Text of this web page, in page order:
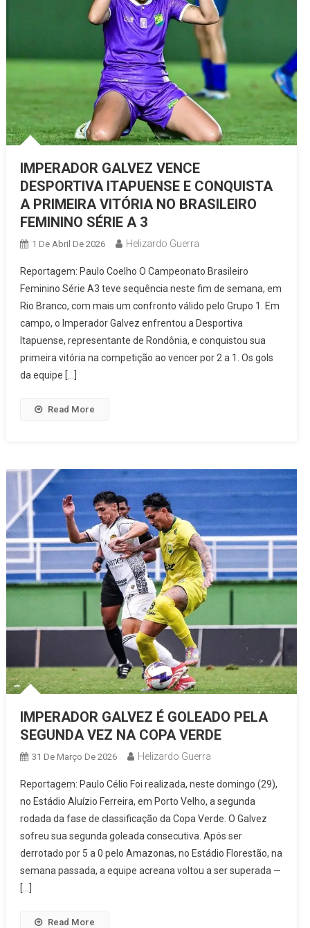
IMPERADOR GALVEZ VENCE
DESPORTIVA ITAPUENSE E CONQUISTA
A PRIMEIRA VITÓRIA NO BRASILEIRO
FEMININO SÉRIE A 3
1 De Abril De 2026 Helizardo Guerra
Reportagem: Paulo Coelho O Campeonato Brasileiro
Feminino Série A3 teve sequência neste fim de semana, em
Rio Branco, com mais um confronto válido pelo Grupo 1. Em
campo, o Imperador Galvez enfrentou a Desportiva
Itapuense, representante de Rondônia, e conquistou sua
primeira vitória na competição ao vencer por 2 a 1. Os gols
da equipe […]
Read More
IMPERADOR GALVEZ É GOLEADO PELA
SEGUNDA VEZ NA COPA VERDE
31 De Março De 2026 Helizardo Guerra
Reportagem: Paulo Célio Foi realizada, neste domingo (29),
no Estádio Aluízio Ferreira, em Porto Velho, a segunda
rodada da fase de classificação da Copa Verde. O Galvez
sofreu sua segunda goleada consecutiva. Após ser
derrotado por 5 a 0 pelo Amazonas, no Estádio Florestão, na
semana passada, a equipe acreana voltou a ser superada —
[…]
Read More